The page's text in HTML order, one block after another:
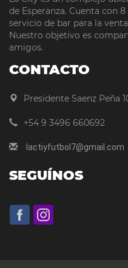
de Esperanza. Cuenta con
servicio de bar para la
Nuestro objetivo es
amigos.
CONTACTO
Presidente Saenz Peña
+54 9 3496 660692
lactiyfutbol7@gmail.com
SEGUÍNOS